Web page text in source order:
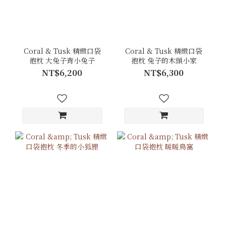
Coral & Tusk 精緻口袋
抱枕 大兔子背小兔子
NT$6,200
Coral & Tusk 精緻口袋
抱枕 兔子的木頭小家
NT$6,300